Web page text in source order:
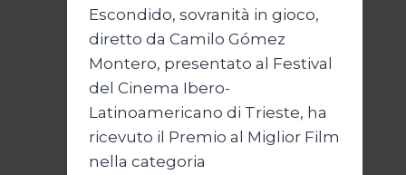
Escondido, sovranità in gioco,
diretto da Camilo Gómez
Montero, presentato al Festival
del Cinema Ibero-
Latinoamericano di Trieste, ha
ricevuto il Premio al Miglior Film
nella categoria